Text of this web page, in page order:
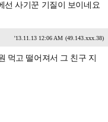
선 사기꾼 기질이 보이네요
'13.11.13 12:06 AM (49.143.xxx.38)
먹고 떨어져서 그 친구 지